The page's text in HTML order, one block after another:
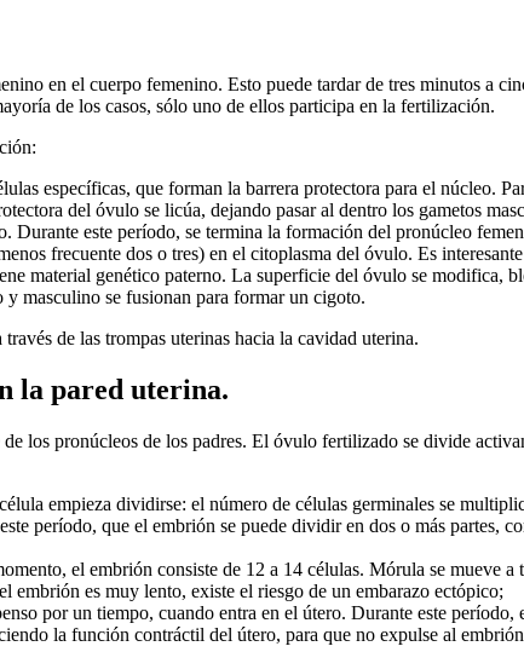
en el cuerpo femenino. Esto puede tardar de tres minutos a
de los casos, sólo uno de ellos participa en la fertilización.
específicas, que forman la barrera protectora para el núcleo.
del óvulo se licúa, dejando pasar al dentro los gametos
Durante este período, se termina la formación del pronúcleo
frecuente dos o tres) en el citoplasma del óvulo. Es
material genético paterno. La superficie del óvulo se modifica,
masculino se fusionan para formar un cigoto.
de las trompas uterinas hacia la cavidad uterina.
la pared uterina.
los pronúcleos de los padres. El óvulo fertilizado se divide
empieza dividirse: el número de células germinales se
período, que el embrión se puede dividir en dos o más partes,
el embrión consiste de 12 a 14 células. Mórula se mueve
es muy lento, existe el riesgo de un embarazo ectópico;
por un tiempo, cuando entra en el útero. Durante este
la función contráctil del útero, para que no expulse al